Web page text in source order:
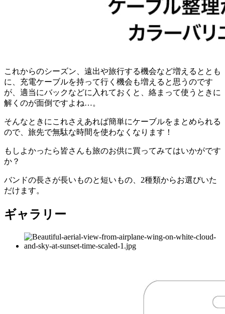
これからのシーズン、遠出や旅行する機会など増えるととも
に、充電ケーブルを持って行く機会も増えると思うのです
が、適当にバックなどに入れておくと、絡まって使うときに
解くのが面倒ですよね…。
そんなときにこれさえあれば簡単にケーブルをまとめられる
ので、旅先で無駄な時間を使わなくなります！
もしよかったら皆さんも旅のお供に買ってみてはいかがです
か？
バンドの長さが長いものと短いもの、2種類からお選びいた
だけます。
ギャラリー